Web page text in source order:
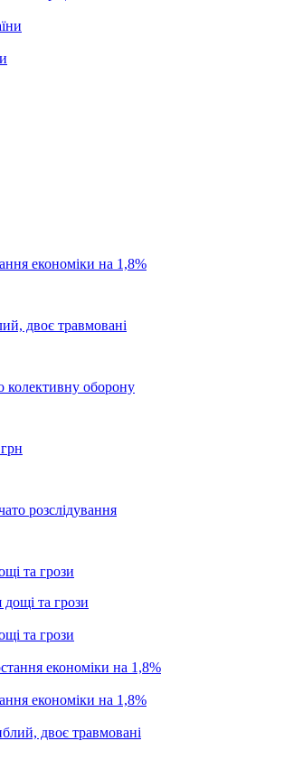
економіки на 1,8%
двоє травмовані
колективну оборону
розслідування
та грози
та грози
економіки на 1,8%